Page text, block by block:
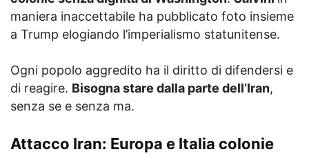
maniera inaccettabile ha pubblicato foto insieme
a Trump elogiando l’imperialismo statunitense.
Ogni popolo aggredito ha il diritto di difendersi e
di reagire. Bisogna stare dalla parte dell’Iran,
senza se e senza ma.
Attacco Iran: Europa e Italia colonie